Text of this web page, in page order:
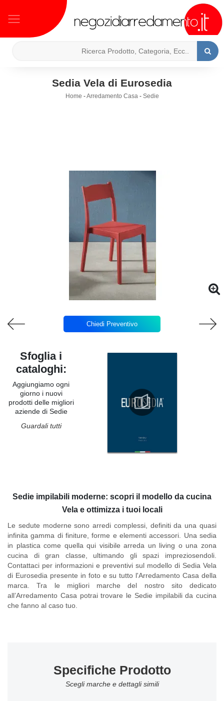
Sedia Vela di Eurosedia
Home -Arredamento Casa- Sedie
Chiedi Preventivo
Sedie impilabili moderne: scopri il modello da cucina
Vela e ottimizza i tuoi locali
Le sedute moderne sono arredi complessi, definiti da una quasi
infinita gamma di finiture, forme e elementi accessori. Una sedia
in plastica come quella qui visibile arreda un living o una zona
cucina di gran classe, ultimando gli spazi impreziosendoli.
Contattaci per informazioni e preventivi sul modello di Sedia Vela
di Eurosediapresente in foto e su tutto l'Arredamento Casa della
marca. Tra le migliori marche del nostro sito dedicato
all’Arredamento Casa potrai trovare le Sedie impilabili da cucina
che fanno al caso tuo.
Sfoglia i
cataloghi:
Aggiungiamo ogni
giorno i nuovi
prodotti delle migliori
aziende di Sedie
Guardali tutti
Specifiche Prodotto
Scegli marche e dettagli simili